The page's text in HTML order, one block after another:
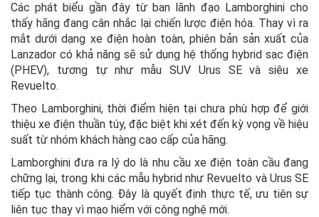
Các phát biểu gần đây từ ban lãnh đạo Lamborghini cho
thấy hãng đang cân nhắc lại chiến lược điện hóa. Thay vì ra
mắt dưới dạng xe điện hoàn toàn, phiên bản sản xuất của
Lanzador có khả năng sẽ sử dụng hệ thống hybrid sạc điện
(PHEV), tương tự như mẫu SUV Urus SE và siêu xe
Revuelto.
Theo Lamborghini, thời điểm hiện tại chưa phù hợp để giới
thiệu xe điện thuần túy, đặc biệt khi xét đến kỳ vọng về hiệu
suất từ nhóm khách hàng cao cấp của hãng.
Lamborghini đưa ra lý do là nhu cầu xe điện toàn cầu đang
chững lại, trong khi các mẫu hybrid như Revuelto và Urus SE
tiếp tục thành công. Đây là quyết định thực tế, ưu tiên sự
liên tục thay vì mạo hiểm với công nghệ mới.